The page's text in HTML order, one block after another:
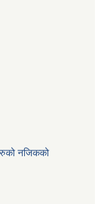
नजिकको